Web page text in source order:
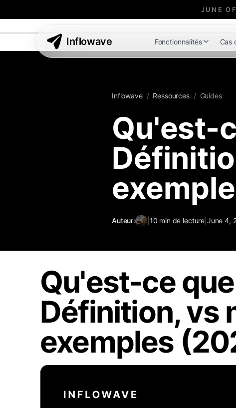
JUNE
Inflowave Fonctionnalités Cas
Inflowave / Ressources / Guides
Qu'est-
Auteur: | 10 min de lecture June 4,
Qu'est-ce
Définition, vs
exemples